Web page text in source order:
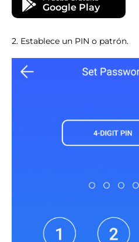
Google Play
2. Establece un PIN o patrón.